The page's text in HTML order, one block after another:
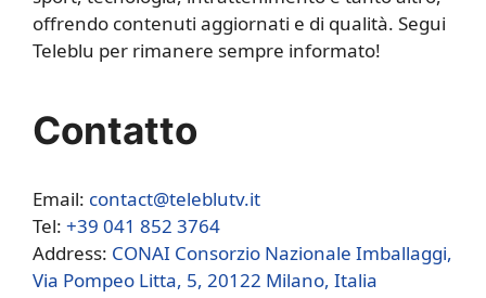
offrendo contenuti aggiornati e di qualità. Segui
Teleblu per rimanere sempre informato!
Contatto
Email: contact@teleblutv.it
Tel: +39 041 852 3764
Address: CONAI Consorzio Nazionale Imballaggi,
Via Pompeo Litta, 5, 20122 Milano, Italia